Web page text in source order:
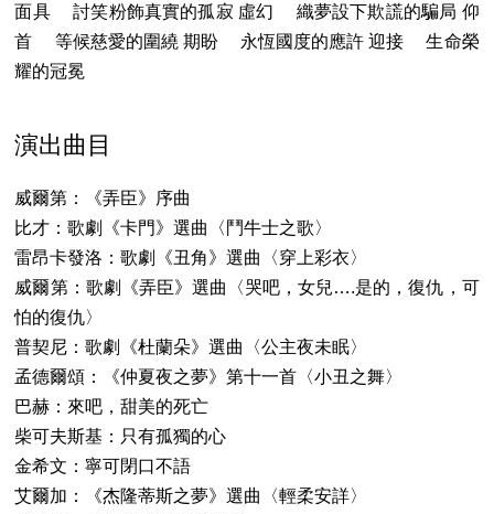
面具 討笑粉飾真實的孤寂 虛幻 織夢設下欺謊的騙局 仰
首 等候慈愛的圍繞 期盼 永恆國度的應許 迎接 生命榮
耀的冠冕
演出曲目
威爾第：《弄臣》序曲
比才：歌劇《卡門》選曲〈鬥牛士之歌〉
雷昂卡發洛：歌劇《丑角》選曲〈穿上彩衣〉
威爾第：歌劇《弄臣》選曲〈哭吧，女兒….是的，復仇，可
怕的復仇〉
普契尼：歌劇《杜蘭朵》選曲〈公主夜未眠〉
孟德爾頌：《仲夏夜之夢》第十一首〈小丑之舞〉
巴赫：來吧，甜美的死亡
柴可夫斯基：只有孤獨的心
金希文：寧可閉口不語
艾爾加：《杰隆蒂斯之夢》選曲〈輕柔安詳〉